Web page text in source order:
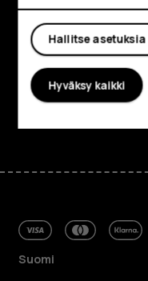
Tietoa meistä
Planet and people
Tuki
Suomi
Hallitse asetuksia
Hyväksy kaikki